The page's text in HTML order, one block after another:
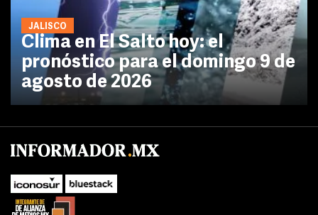
JALISCO
Clima en El Salto hoy: el
pronóstico para el domingo 9 de
agosto de 2026